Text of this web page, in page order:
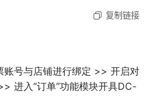
复制链接
号与店铺进行绑定 >> 开启对
进入“订单”功能模块开具DC-